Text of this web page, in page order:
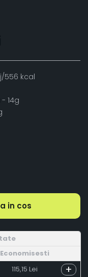
556 kcal
in cos
Economisesti
115,15 Lei +